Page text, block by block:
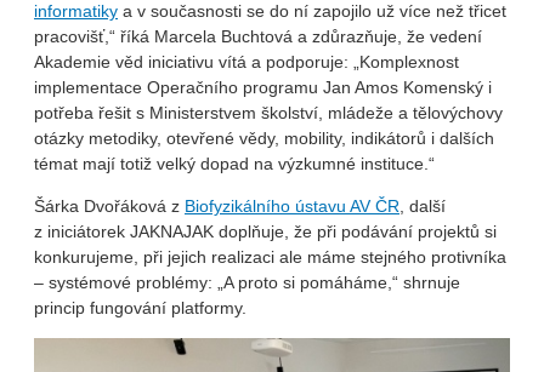
informatiky a v současnosti se do ní zapojilo už více než třicet
pracovišť,“ říká Marcela Buchtová a zdůrazňuje, že vedení
Akademie věd iniciativu vítá a podporuje: „Komplexnost
implementace Operačního programu Jan Amos Komenský i
potřeba řešit s Ministerstvem školství, mládeže a tělovýchovy
otázky metodiky, otevřené vědy, mobility, indikátorů i dalších
témat mají totiž velký dopad na výzkumné instituce.“
Šárka Dvořáková z Biofyzikálního ústavu AV ČR, další
z iniciátorek JAKNAJAK doplňuje, že při podávání projektů si
konkurujeme, při jejich realizaci ale máme stejného protivníka
– systémové problémy: „A proto si pomáháme,“ shrnuje
princip fungování platformy.